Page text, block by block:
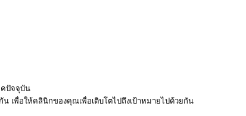
คปัจจุบัน
น เพื่อให้คลินิกของคุณเพื่อเติบโตไปถึงเป้าหมายไปด้วยกัน